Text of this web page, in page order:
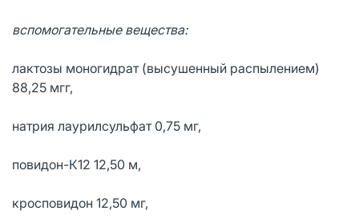
вспомогательные вещества:
лактозы моногидрат (высушенный распылением)
88,25 мгг,
натрия лаурилсульфат 0,75 мг,
повидон-К12 12,50 м,
кросповидон 12,50 мг,